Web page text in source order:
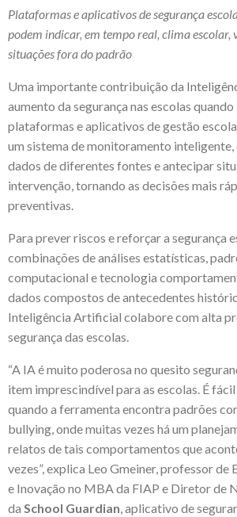
Plataformas e aplicativos de segurança
podem indicar, em tempo real, clima escolar,
situações fora do padrão
Uma importante contribuição da
aumento da segurança nas escolas
plataformas e aplicativos de gestão
um sistema de monitoramento inteligente,
dados de diferentes fontes e antecipar
intervenção, tornando as decisões mais
preventivas.
Para prever riscos e reforçar a segurança
combinações de análises estatísticas,
computacional e tecnologia
dados compostos de antecedentes
Inteligência Artificial colabore com alta
segurança das escolas.
“A IA é muito poderosa no quesito
item imprescindível para as escolas. É
quando a ferramenta encontra padrões
bullying, onde muitas vezes há um
relatos de tais comportamentos que
vezes”, explica Leo Gmeiner, professor de
e Inovação no MBA da FIAP e Diretor de
da School Guardian, aplicativo de